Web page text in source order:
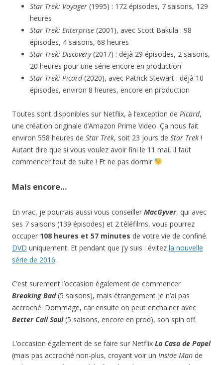
Star Trek: Voyager (1995) : 172 épisodes, 7 saisons, 129
heures
Star Trek: Enterprise (2001), avec Scott Bakula : 98
épisodes, 4 saisons, 68 heures
Star Trek: Discovery(2017) : déjà 29 épisodes, 2 saisons,
20 heures pour une série encore en production
Star Trek: Picard(2020), avec Patrick Stewart : déjà 10
épisodes, environ 8 heures, encore en production
Toutes sont disponibles sur Netflix, à l’exception de Picard,
une création originale d’Amazon Prime Video. Ça nous fait
environ 558 heures de Star Trek, soit 23 jours de Star Trek !
Autant dire que si vous voulez avoir fini le 11 mai, il faut
commencer tout de suite ! Et ne pas dormir
Mais encore…
En vrac, je pourrais aussi vous conseiller MacGyver, qui avec
ses 7 saisons (139 épisodes) et 2 téléfilms, vous pourrez
occuper 108 heures et 57 minutes de votre vie de confiné.
DVD uniquement. Et pendant que j’y suis : évitez la nouvelle
série de 2016.
C’est surement l’occasion également de commencer
Breaking Bad(5 saisons), mais étrangement je n’ai pas
accroché. Dommage, car ensuite on peut enchainer avec
Better Call Saul(5 saisons, encore en prod), son spin off.
L’occasion également de se faire sur Netflix La Casa de Papel
(mais pas accroché non-plus, croyant voir un Inside Man de